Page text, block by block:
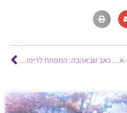
לברוא מציאות בעזרת הביו-אורגונומי: המפתח נמצא בידיים שלך כאב שבאהבה: המפתח לריפוי טראומות במערכות יחסים